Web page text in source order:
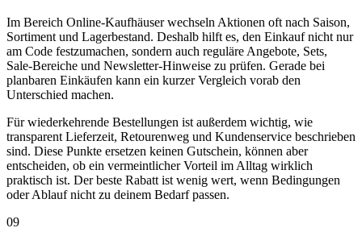
Im Bereich Online-Kaufhäuser wechseln Aktionen oft nach Saison,
Sortiment und Lagerbestand. Deshalb hilft es, den Einkauf nicht nur
am Code festzumachen, sondern auch reguläre Angebote, Sets,
Sale-Bereiche und Newsletter-Hinweise zu prüfen. Gerade bei
planbaren Einkäufen kann ein kurzer Vergleich vorab den
Unterschied machen.
Für wiederkehrende Bestellungen ist außerdem wichtig, wie
transparent Lieferzeit, Retourenweg und Kundenservice beschrieben
sind. Diese Punkte ersetzen keinen Gutschein, können aber
entscheiden, ob ein vermeintlicher Vorteil im Alltag wirklich
praktisch ist. Der beste Rabatt ist wenig wert, wenn Bedingungen
oder Ablauf nicht zu deinem Bedarf passen.
09